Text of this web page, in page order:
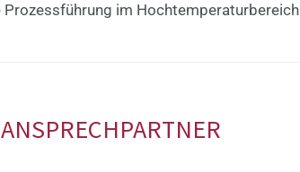
im Hochtemperaturbereich
ANSPRECHPARTNER